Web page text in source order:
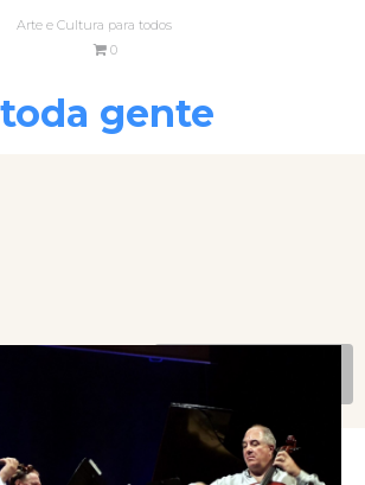
Arte e Cultura para todos
0
gente